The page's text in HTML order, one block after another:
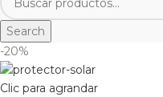
Search
-20%
Clic para agrandar